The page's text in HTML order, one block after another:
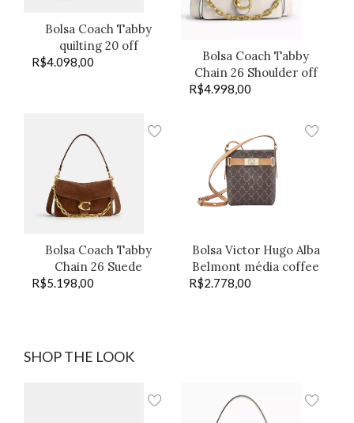
Bolsa Coach Tabby
quilting 20 off
R$4.098,00
Bolsa Coach Tabby
Chain 26 Shoulder off
R$4.998,00
Bolsa Coach Tabby
Chain 26 Suede
R$5.198,00
Bolsa Victor Hugo Alba
Belmont média coffee
R$2.778,00
SHOP THE LOOK